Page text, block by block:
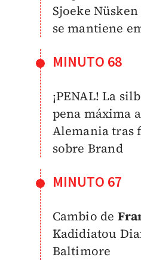
Sjoeke
se mantiene
MINUTO 68
¡PENAL! La
pena máxima
Alemania tras
sobre Brand
MINUTO 67
Cambio de
Kadidiatou
Baltimore